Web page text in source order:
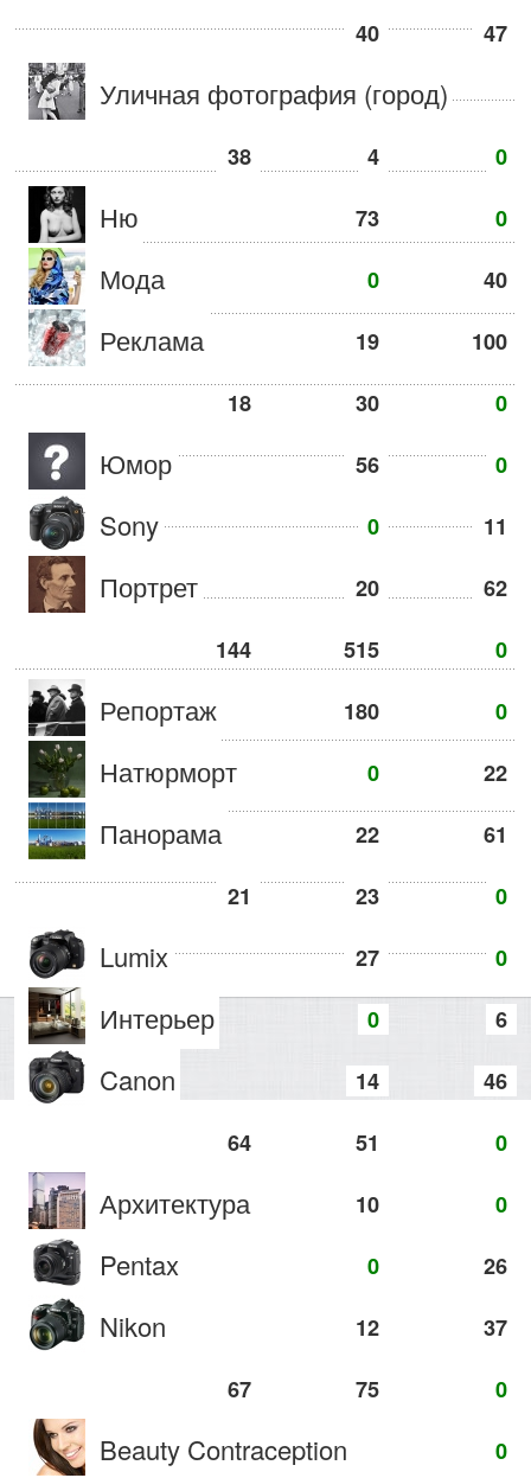
47
40
Уличная фотография (город)
0
4
38
Ню 0
73
40
Мода
0
100
19
Реклама
0
30
18
Юмор 0
56
11
Sony
0
62
20
Портрет
0
515
144
Репортаж 0
180
22
Натюрморт
0
61
22
Панорама
0
23
21
Lumix 0
27
6
Интерьер
0
46
14
Canon
0
51
64
Архитектура 0
10
26
Pentax
0
37
12
Nikon
0
75
67
Beauty Contraception
0